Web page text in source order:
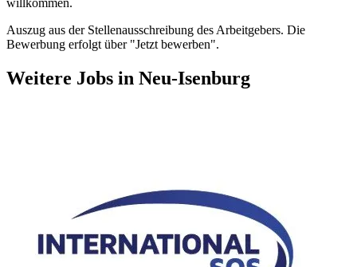
willkommen.
Auszug aus der Stellenausschreibung des Arbeitgebers. Die
Bewerbung erfolgt über "Jetzt bewerben".
Weitere Jobs in Neu-Isenburg